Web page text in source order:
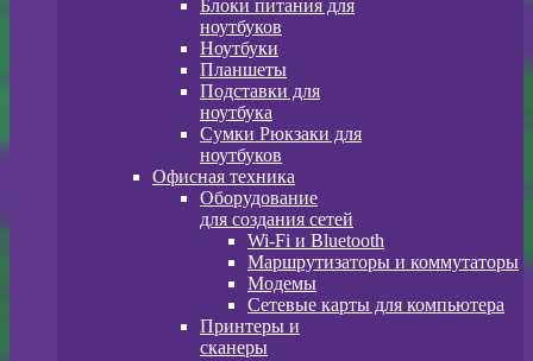
Блоки питания для
ноутбуков
Ноутбуки
Планшеты
Подставки для
ноутбука
Сумки Рюкзаки для
ноутбуков
Офисная техника
Оборудование
для создания сетей
Wi-Fi и Bluetooth
Маршрутизаторы и коммутаторы
Модемы
Сетевые карты для компьютера
Принтеры и
сканеры